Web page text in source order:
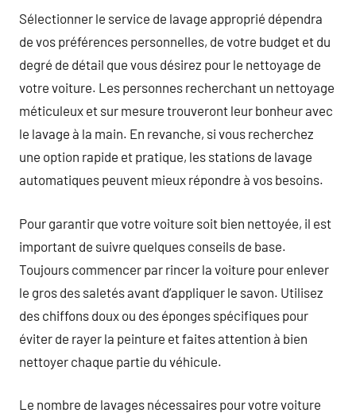
Sélectionner le service de lavage approprié dépendra
de vos préférences personnelles, de votre budget et du
degré de détail que vous désirez pour le nettoyage de
votre voiture. Les personnes recherchant un nettoyage
méticuleux et sur mesure trouveront leur bonheur avec
le lavage à la main. En revanche, si vous recherchez
une option rapide et pratique, les stations de lavage
automatiques peuvent mieux répondre à vos besoins.
Pour garantir que votre voiture soit bien nettoyée, il est
important de suivre quelques conseils de base.
Toujours commencer par rincer la voiture pour enlever
le gros des saletés avant d’appliquer le savon. Utilisez
des chiffons doux ou des éponges spécifiques pour
éviter de rayer la peinture et faites attention à bien
nettoyer chaque partie du véhicule.
Le nombre de lavages nécessaires pour votre voiture